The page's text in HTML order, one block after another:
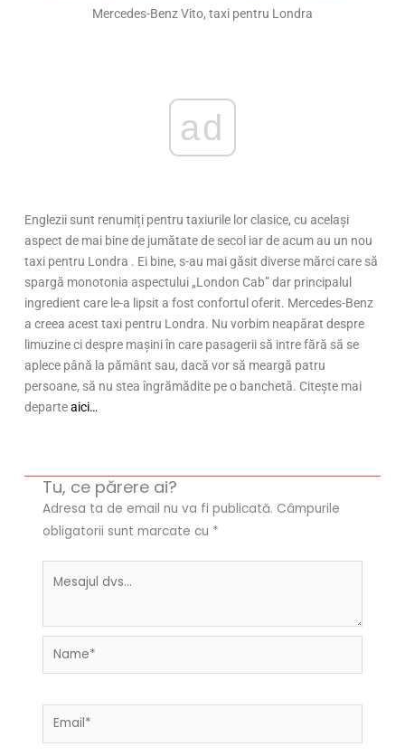
Mercedes-Benz Vito, taxi pentru Londra
ad
Englezii sunt renumiți pentru taxiurile lor clasice, cu același
aspect de mai bine de jumătate de secol iar de acum au un nou
taxi pentru Londra . Ei bine, s-au mai găsit diverse mărci care să
spargă monotonia aspectului „London Cab” dar principalul
ingredient care le-a lipsit a fost confortul oferit. Mercedes-Benz
a creea acest taxi pentru Londra. Nu vorbim neapărat despre
limuzine ci despre mașini în care pasagerii să intre fără să se
aplece până la pământ sau, dacă vor să meargă patru
persoane, să nu stea îngrămădite pe o banchetă. Citește mai
departeaici…
Tu, ce părere ai?
Adresa ta de email nu va fi publicată. Câmpurile
obligatorii sunt marcate cu *
Name*
Email*